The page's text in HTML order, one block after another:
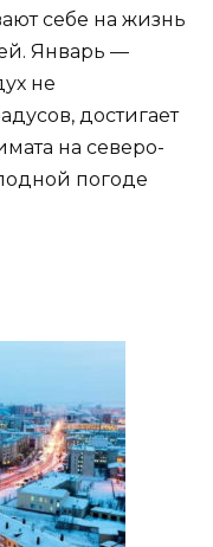
себе на жизнь
Январь —
не
достигает
на северо-
погоде